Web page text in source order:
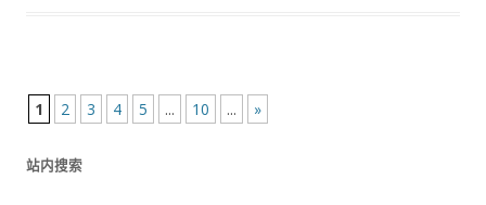
文
导
1 2 3 4 5 ... 10 ... »
站内搜索